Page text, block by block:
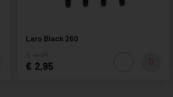
Laro Black 260
2,95